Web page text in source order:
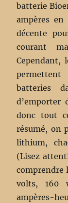
batterie
ampères
décente
courant
Cependant,
batteries
d’emporter
donc tout
résumé, on
lithium,
(Lisez
comprendre
volts, 160
ampères-